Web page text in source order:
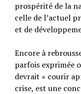
prospérité de la
celle de l’actuel
et de
Encore à
parfois exprimée
devrait « courir
crise, est une